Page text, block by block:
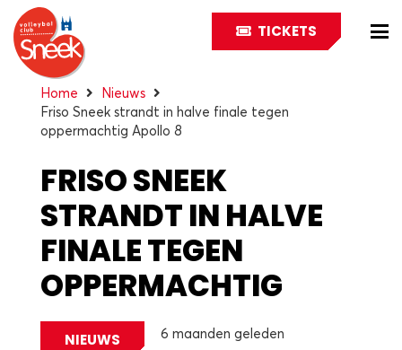
TICKETS
Home
Nieuws
Friso Sneek strandt in halve finale tegen
oppermachtig Apollo 8
FRISO SNEEK
STRANDT IN HALVE
FINALE TEGEN
OPPERMACHTIG
APOLLO 8
NIEUWS 6 maanden geleden